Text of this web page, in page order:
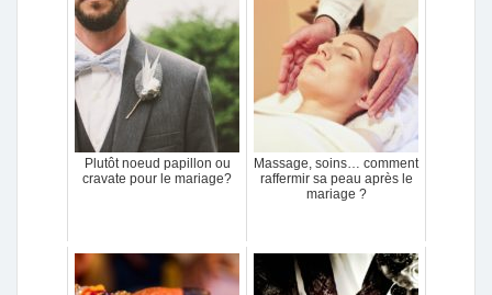
Plutôt noeud papillon ou
cravate pour le mariage?
Massage, soins… comment
raffermir sa peau après le
mariage ?